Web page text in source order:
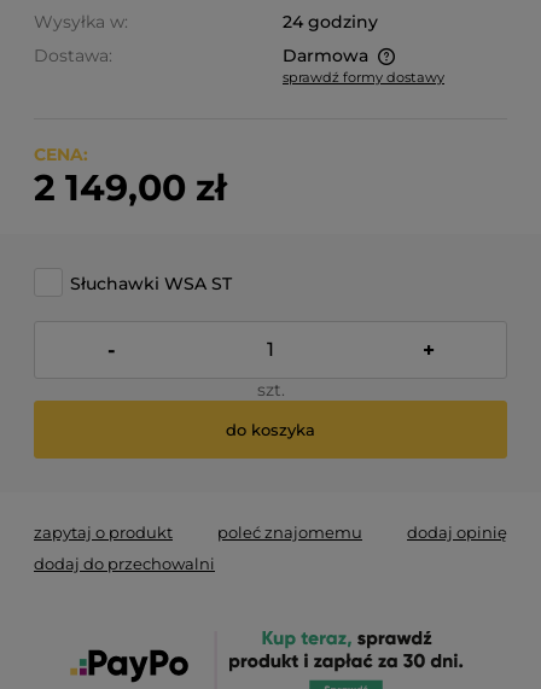
Wysyłka w:
24 godziny
Dostawa:
Darmowa
Cena nie zawiera ewentualnych kosztów płatności
sprawdź formy dostawy
CENA:
2 149,00 zł
Słuchawki WSA ST
- +
szt.
do koszyka
zapytaj o produkt poleć znajomemu
dodaj opinię
dodaj do przechowalni